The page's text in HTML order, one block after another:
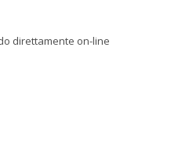
direttamente on-line